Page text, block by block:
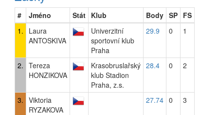
# Jméno Stát Klub Body SP FS
1.
Laura
ANTOSKIVA
Univerzitní
sportovní klub
Praha
29.9 0 1
2. Tereza
HONZIKOVA
Krasobruslařský
klub Stadion
Praha, z.s.
28.4 0 2
3. Viktoria
RYZAKOVA
27.74 0 3